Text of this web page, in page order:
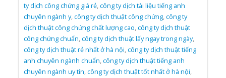
ty dịch công chứng giá rẻ,công ty dịch tài liệu tiếng anh
chuyên ngành y,công ty dịch thuật công chứng,công ty
dịch thuật công chứng chất lượng cao,công ty dịch thuật
công chứng chuẩn,công ty dịch thuật lấy ngay trong ngày,
công ty dịch thuật rẻ nhất ở hà nội,công ty dịch thuật tiếng
anh chuyên ngành chuẩn,công ty dịch thuật tiếng anh
chuyên ngành uy tín,công ty dịch thuật tốt nhất ở hà nội,